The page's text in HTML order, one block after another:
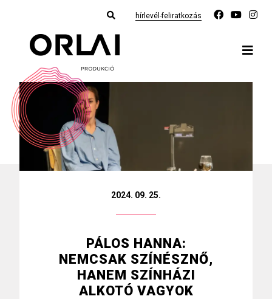
hírlevél-feliratkozás
2024. 09. 25.
PÁLOS HANNA:
NEMCSAK SZÍNÉSZNŐ,
HANEM SZÍNHÁZI
ALKOTÓ VAGYOK